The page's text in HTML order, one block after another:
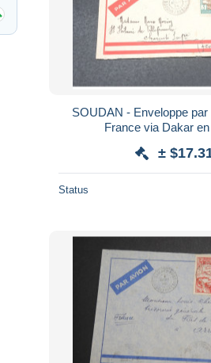
SOUDAN - Enveloppe par
France via Dakar
±
Status